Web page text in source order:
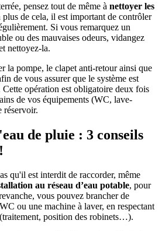
pensez tout de même à nettoyer les
plus de cela, il est important de contrôler
Si vous remarquez un
ou des mauvaises odeurs, vidangez
nettoyez-la.
la pompe, le clapet anti-retour ainsi que
de vous assurer que le système est
opération est obligatoire deux fois
de vos équipements (WC, lave-
de pluie : 3 conseils
qu'il est interdit de raccorder, même
au réseau d’eau potable, pour
vous pouvez brancher de
ou une machine à laver, en respectant
position des robinets…).